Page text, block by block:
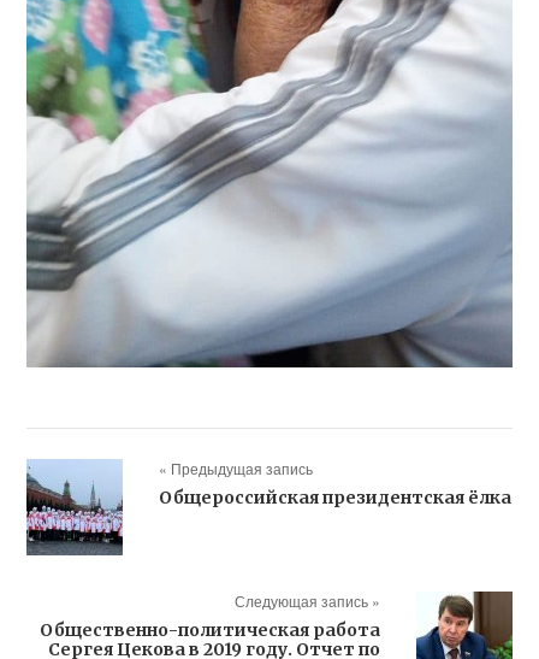
« Предыдущая запись
Общероссийская президентская ёлка
Следующая запись »
Общественно-политическая работа
Сергея Цекова в 2019 году. Отчет по